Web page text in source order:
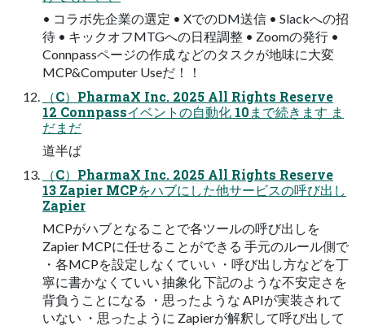
• コラボ先企業の選定 • XでのDM送信 • Slackへの招
待 • キックオフMTGへの日程調整 • Zoomの発行 •
Connpassページの作成 などのタスクが地味に大変
MCP&Computer Useだ！！
（C）PharmaX Inc. 2025 All Rights Reserve
12 Connpassイベントの自動化 10まで続きます ま
だまだ
道半ば
（C）PharmaX Inc. 2025 All Rights Reserve
13 Zapier MCPをハブにした他サービスの呼び出し
Zapier
MCPがハブとなることで各ツールの呼び出しを
Zapier MCPに任せることができる 手元のルール側で
・各MCPを設定しなくていい ・呼び出し方などを丁
寧に書かなくていい 抽象化 下記のような不安定さを
背負うことになる ・思ったような APIが実装されて
いない ・思ったように Zapierが解釈して呼び出して